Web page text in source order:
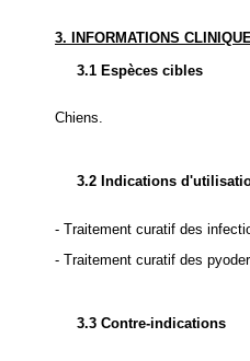
3. INFORMATIONS
3.1 Espèces cibles
Chiens.
3.2 Indications
- Traitement curatif des
- Traitement curatif des
3.3 Contre-indications